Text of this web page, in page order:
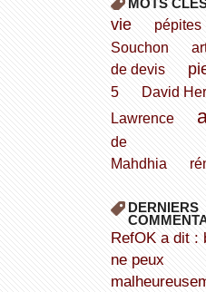
MOTS
vie pépites
Souchon
de devis
5
David
Lawrence
de
Mahdhia
DERNIERS
refOK a dit : bonjour, je
ne peux